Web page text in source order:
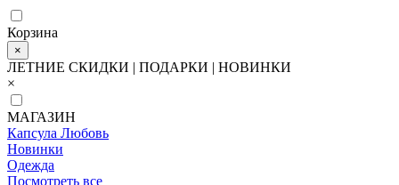
Корзина
×
ЛЕТНИЕ СКИДКИ | ПОДАРКИ | НОВИНКИ
×
МАГАЗИН
Капсула Любовь
Новинки
Одежда
Посмотреть все